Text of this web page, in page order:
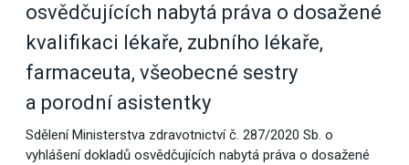
osvědčujících nabytá práva o dosažené
kvalifikaci lékaře, zubního lékaře,
farmaceuta, všeobecné sestry
a porodní asistentky
Sdělení Ministerstva zdravotnictví č. 287/2020 Sb. o
vyhlášení dokladů osvědčujících nabytá práva o dosažené